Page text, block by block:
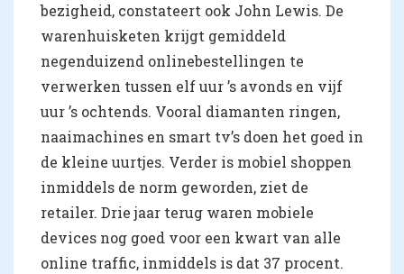
bezigheid, constateert ook John Lewis. De
warenhuisketen krijgt gemiddeld
negenduizend onlinebestellingen te
verwerken tussen elf uur ’s avonds en vijf
uur ’s ochtends. Vooral diamanten ringen,
naaimachines en smart tv’s doen het goed in
de kleine uurtjes. Verder is mobiel shoppen
inmiddels de norm geworden, ziet de
retailer. Drie jaar terug waren mobiele
devices nog goed voor een kwart van alle
online traffic, inmiddels is dat 37 procent.